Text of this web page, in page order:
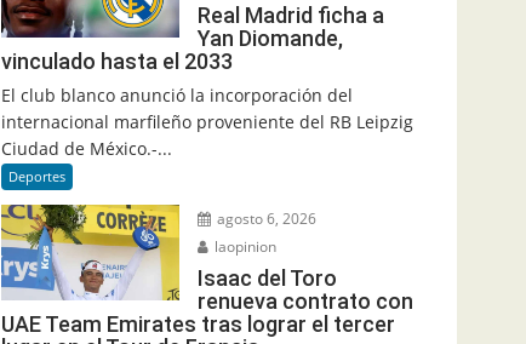
Real Madrid ficha a
Yan Diomande,
vinculado hasta el 2033
El club blanco anunció la incorporación del
internacional marfileño proveniente del RB Leipzig
Ciudad de México.-...
Deportes
agosto 6, 2026
laopinion
Isaac del Toro
renueva contrato con
UAE Team Emirates tras lograr el tercer